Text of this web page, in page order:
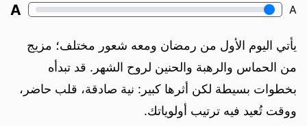
A
A
يأتي اليوم الأول من رمضان ومعه شعور مختلف؛ مزيج
من الحماس والرهبة والحنين لروح الشهر. قد تبدأه
بخطوات بسيطة لكن أثرها كبير: نية صادقة، قلب حاضر،
ووقت تُعيد فيه ترتيب أولوياتك.